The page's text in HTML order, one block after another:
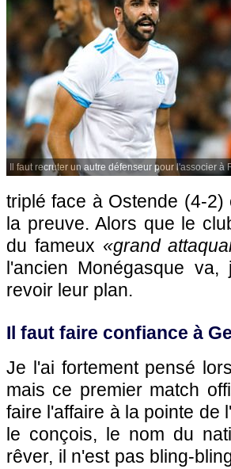
Il faut recruter un autre défenseur pour l'associer à
triplé face à Ostende (4-
la preuve. Alors que le
du fameux «grand
l'ancien Monégasque
revoir leur plan.
Il faut faire confiance à
Je l'ai fortement pensé
mais ce premier match
faire l'affaire à la pointe de
le conçois, le nom du
rêver, il n'est pas bling-